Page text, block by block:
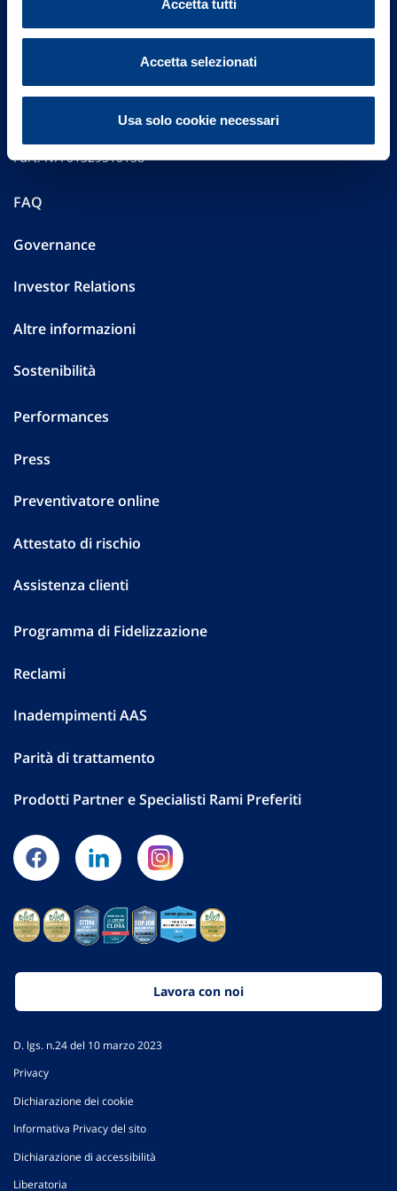
Accetta tutti
Accetta selezionati
Usa solo cookie necessari
Vittoria Assicurazioni S.p.A.
Via Ignazio Gardella, 2
Part. IVA 01329510158
FAQ
Governance
Investor Relations
Altre informazioni
Sostenibilità
Performances
Press
Preventivatore online
Attestato di rischio
Assistenza clienti
Programma di Fidelizzazione
Reclami
Inadempimenti AAS
Parità di trattamento
Prodotti Partner e Specialisti Rami Preferiti
Lavora con noi
D. lgs. n.24 del 10 marzo 2023
Privacy
Dichiarazione dei cookie
Informativa Privacy del sito
Dichiarazione di accessibilità
Liberatoria